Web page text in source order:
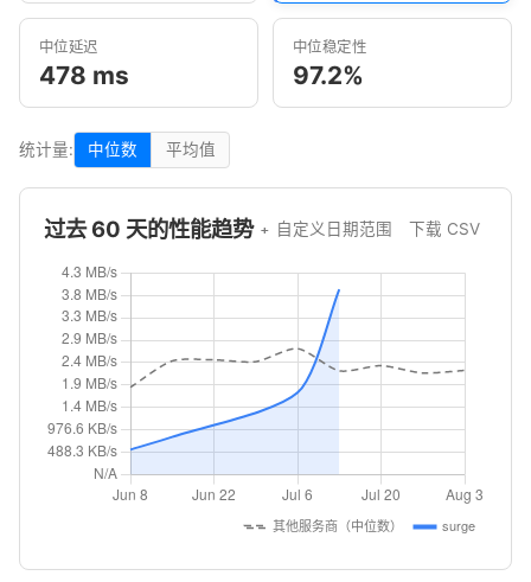
中位延迟
478 ms
中位稳定性
97.2%
统计量: 中位数 平均值
过去 60 天的性能趋势 自定义日期范围 下载 CSV